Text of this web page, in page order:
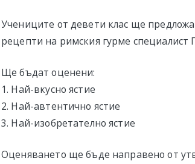
Учениците от девети клас ще
рецепти на римския гурме специалист
Ще бъдат оценени:
1. Най-вкусно ястие
2. Най-автентично ястие
3. Най-изобретателно ястие
Оценяването ще бъде направено от